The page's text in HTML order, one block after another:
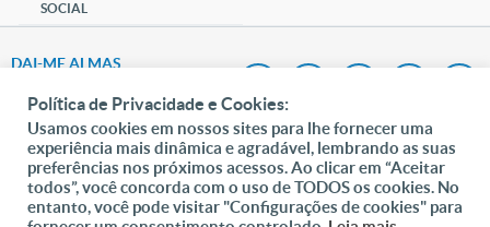
SOCIAL
DAI-ME ALMAS
Fundação João Paulo II
Pedido de Oração
Política de Privacidade e Cookies:
Usamos cookies em nossos sites para lhe fornecer uma
experiência mais dinâmica e agradável, lembrando as suas
preferências nos próximos acessos. Ao clicar em “Aceitar
todos”, você concorda com o uso de TODOS os cookies. No
entanto, você pode visitar "Configurações de cookies" para